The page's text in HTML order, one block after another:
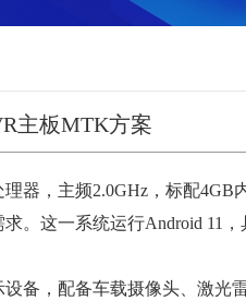
主板MTK方案
器，主频2.0GHz，标配
。这一系统运行Android 11
，配备车载摄像头、激光